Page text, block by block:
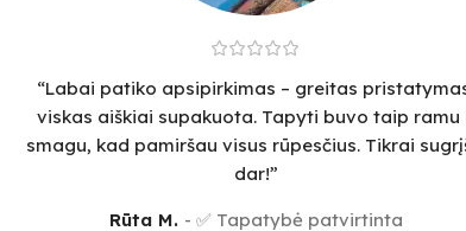
“Labai patiko apsipirkimas – greitas
viskas aiškiai supakuota. Tapyti buvo taip ramu
smagu, kad pamiršau visus rūpesčius. Tikrai
dar!”
Rūta M. ✅ Tapatybė patvirtinta